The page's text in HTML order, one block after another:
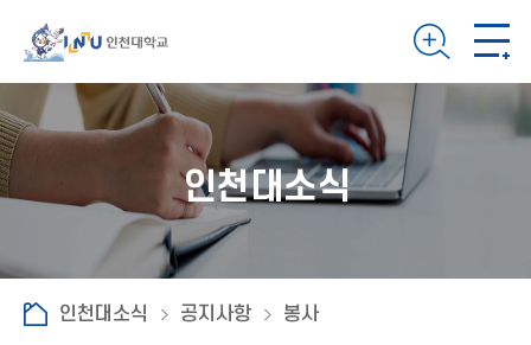
인천대소식
인천대소식 공지사항 봉사